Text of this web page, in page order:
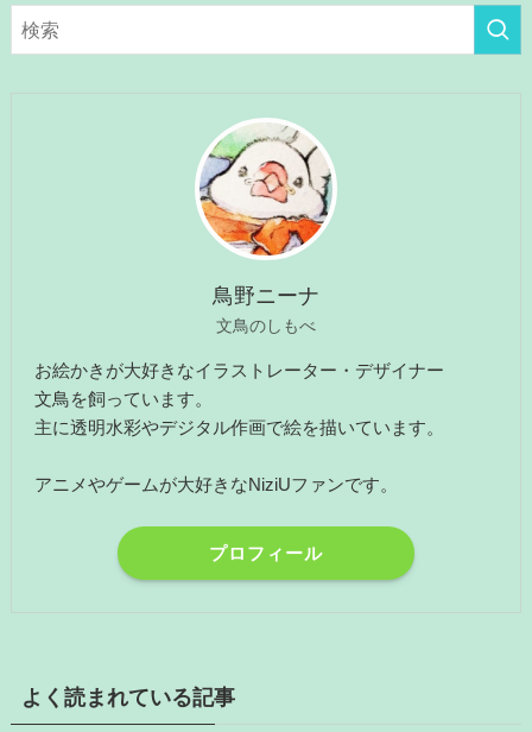
リ
鳥野ニーナ
文鳥のしもべ
お絵かきが大好きなイラストレーター・デザイナー
文鳥を飼っています。
主に透明水彩やデジタル作画で絵を描いています。
アニメやゲームが大好きなNiziUファンです。
プロフィール
よく読まれている記事